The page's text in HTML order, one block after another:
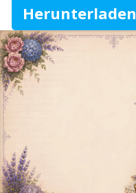
Herunterladen